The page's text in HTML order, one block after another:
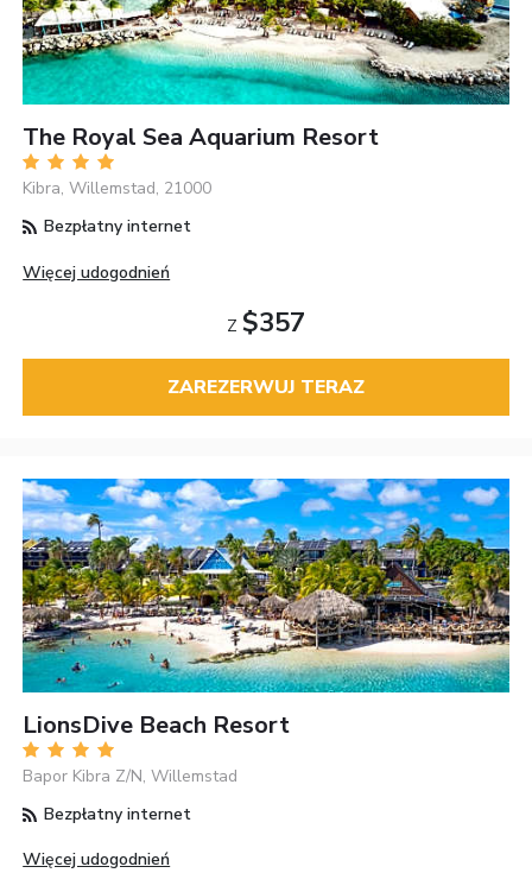
The Royal Sea Aquarium Resort
Kibra, Willemstad, 21000
Bezpłatny internet
Więcej udogodnień
Z $357
ZAREZERWUJ TERAZ
LionsDive Beach Resort
Bapor Kibra Z/N, Willemstad
Bezpłatny internet
Więcej udogodnień